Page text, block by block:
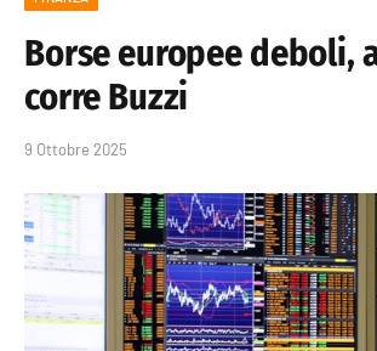
Borse europee deboli,
corre Buzzi
9 Ottobre 2025